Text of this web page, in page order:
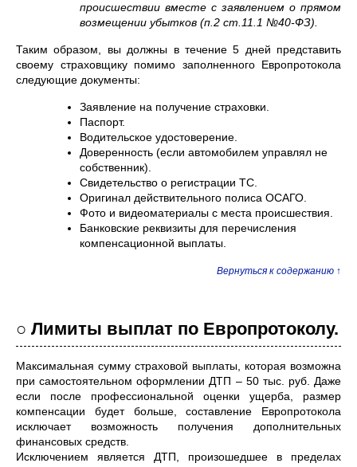
происшествии вместе с заявлением о прямом
возмещении убытков (п.2 ст.11.1 №40-ФЗ).
Таким образом, вы должны в течение 5 дней представить
своему страховщику помимо заполненного Европротокола
следующие документы:
Заявление на получение страховки.
Паспорт.
Водительское удостоверение.
Доверенность (если автомобилем управлял не
собственник).
Свидетельство о регистрации ТС.
Оригинал действительного полиса ОСАГО.
Фото и видеоматериалы с места происшествия.
Банковские реквизиты для перечисления
компенсационной выплаты.
Вернуться к содержанию ↑
○ Лимиты выплат по Европротоколу.
Максимальная сумму страховой выплаты, которая возможна
при самостоятельном оформлении ДТП – 50 тыс. руб. Даже
если после профессиональной оценки ущерба, размер
компенсации будет больше, составление Европротокола
исключает возможность получения дополнительных
финансовых средств.
Исключением является ДТП, произошедшее в пределах